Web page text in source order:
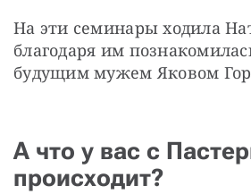
На эти семинары ходила
благодаря им
будущим мужем Яковом
А что у вас с
происходит?